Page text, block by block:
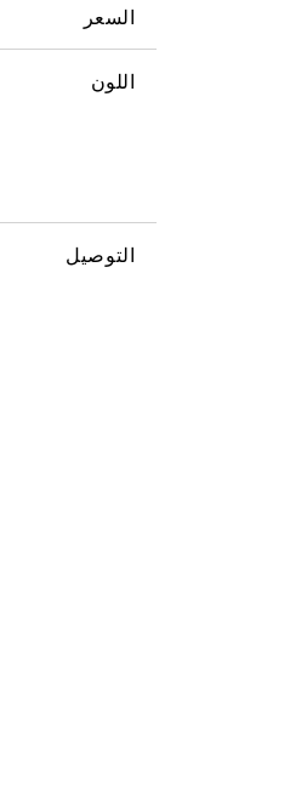
السعر
اللون
التوصيل